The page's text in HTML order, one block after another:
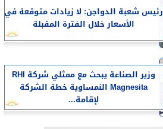
رئيس شعبة الدواجن: لا زيادات متوقعة في
الأسعار خلال الفترة المقبلة
وزير الصناعة يبحث مع ممثلي شركة RHI
Magnesita النمساوية خطة الشركة
لإقامة...